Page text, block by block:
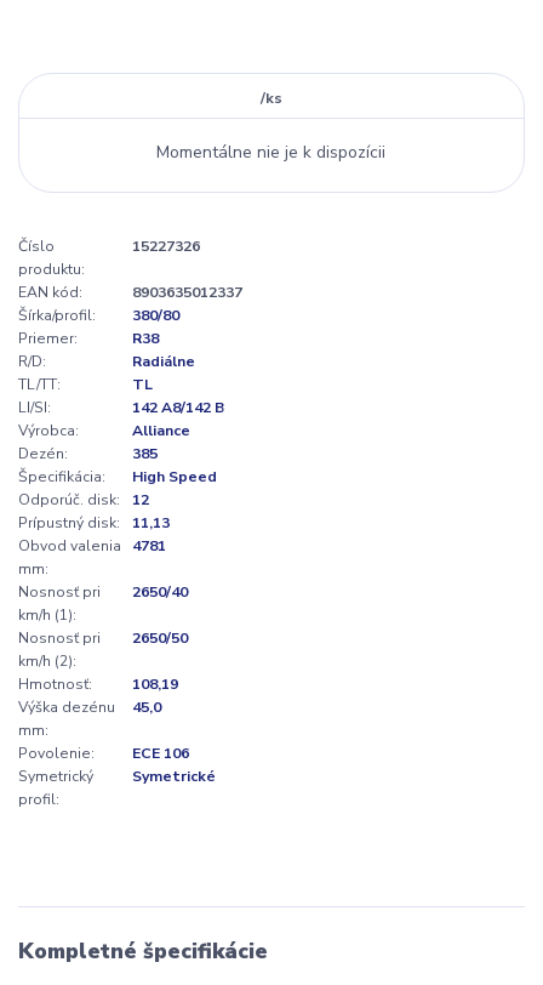
/ks
Momentálne nie je k dispozícii
Číslo
produktu:
15227326
EAN kód:
8903635012337
Šírka/profil:
380/80
Priemer:
R38
R/D:
Radiálne
TL/TT:
TL
LI/SI:
142 A8/142 B
Výrobca:
Alliance
Dezén:
385
Špecifikácia:
High Speed
Odporúč. disk:
12
Prípustný disk:
11,13
Obvod valenia
mm:
4781
Nosnosť pri
km/h (1):
2650/40
Nosnosť pri
km/h (2):
2650/50
Hmotnosť:
108,19
Výška dezénu
mm:
45,0
Povolenie:
ECE 106
Symetrický
profil:
Symetrické
Kompletné špecifikácie